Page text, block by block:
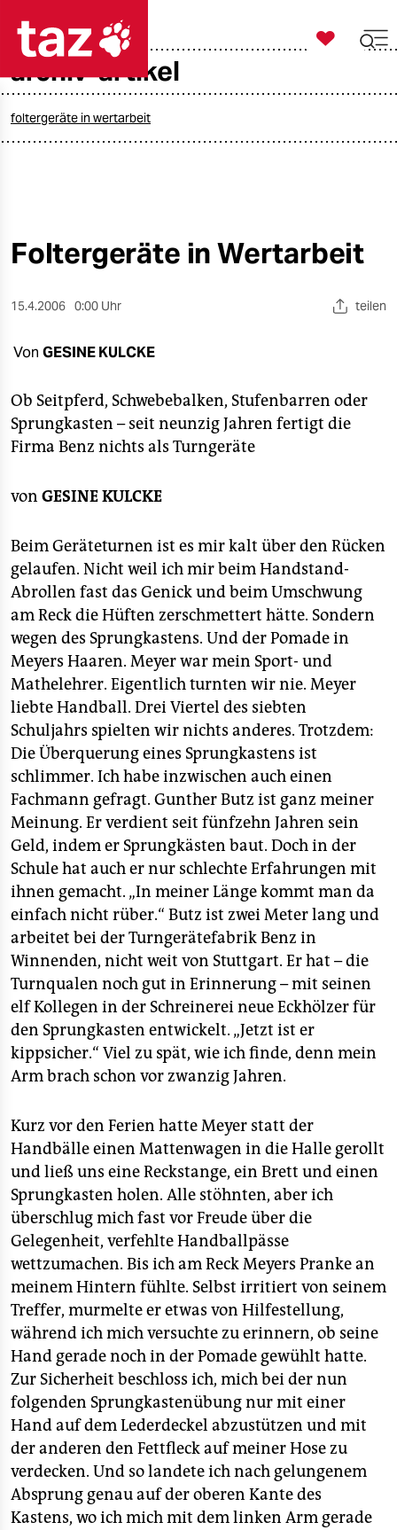
öko
sport
berlin
nord
verlag
veranstaltungen
shop
fragen & hilfe
unterstützen
abo
genossenschaft
epaper login

taz zahl ich
archiv-artikel
foltergeräte in wertarbeit
Foltergeräte in Wertarbeit
15.4.2006 0:00 Uhr teilen
Von GESINE KULCKE
Ob Seitpferd, Schwebebalken, Stufenbarren oder
Sprungkasten – seit neunzig Jahren fertigt die
Firma Benz nichts als Turngeräte
von GESINE KULCKE
Beim Geräteturnen ist es mir kalt über den Rücken
gelaufen. Nicht weil ich mir beim Handstand-
Abrollen fast das Genick und beim Umschwung
am Reck die Hüften zerschmettert hätte. Sondern
wegen des Sprungkastens. Und der Pomade in
Meyers Haaren. Meyer war mein Sport- und
Mathelehrer. Eigentlich turnten wir nie. Meyer
liebte Handball. Drei Viertel des siebten
Schuljahrs spielten wir nichts anderes. Trotzdem:
Die Überquerung eines Sprungkastens ist
schlimmer. Ich habe inzwischen auch einen
Fachmann gefragt. Gunther Butz ist ganz meiner
Meinung. Er verdient seit fünfzehn Jahren sein
Geld, indem er Sprungkästen baut. Doch in der
Schule hat auch er nur schlechte Erfahrungen mit
ihnen gemacht. „In meiner Länge kommt man da
einfach nicht rüber.“ Butz ist zwei Meter lang und
arbeitet bei der Turngerätefabrik Benz in
Winnenden, nicht weit von Stuttgart. Er hat – die
Turnqualen noch gut in Erinnerung – mit seinen
elf Kollegen in der Schreinerei neue Eckhölzer für
den Sprungkasten entwickelt. „Jetzt ist er
kippsicher.“ Viel zu spät, wie ich finde, denn mein
Arm brach schon vor zwanzig Jahren.
Kurz vor den Ferien hatte Meyer statt der
Handbälle einen Mattenwagen in die Halle gerollt
und ließ uns eine Reckstange, ein Brett und einen
Sprungkasten holen. Alle stöhnten, aber ich
überschlug mich fast vor Freude über die
Gelegenheit, verfehlte Handballpässe
wettzumachen. Bis ich am Reck Meyers Pranke an
meinem Hintern fühlte. Selbst irritiert von seinem
Treffer, murmelte er etwas von Hilfestellung,
während ich mich versuchte zu erinnern, ob seine
Hand gerade noch in der Pomade gewühlt hatte.
Zur Sicherheit beschloss ich, mich bei der nun
folgenden Sprungkastenübung nur mit einer
Hand auf dem Lederdeckel abzustützen und mit
der anderen den Fettfleck auf meiner Hose zu
verdecken. Und so landete ich nach gelungenem
Absprung genau auf der oberen Kante des
Kastens, wo ich mich mit dem linken Arm gerade